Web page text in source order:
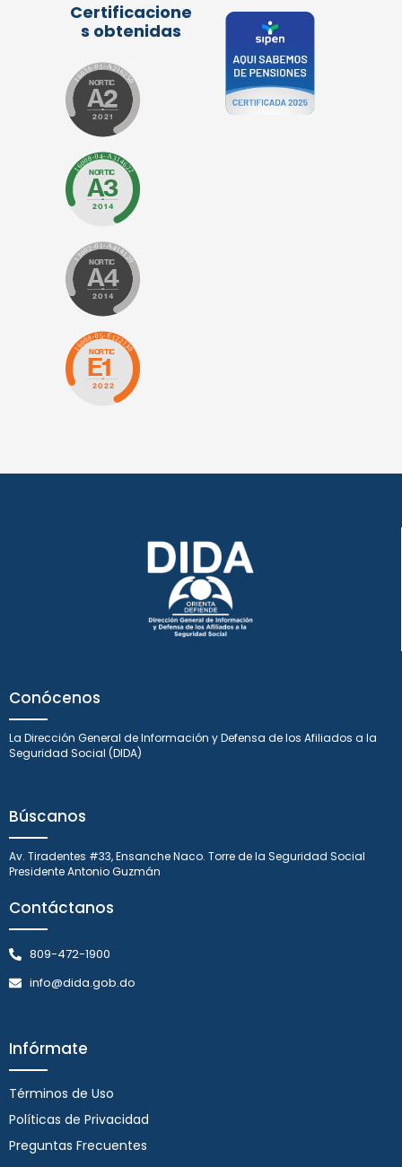
Certificacione
s obtenidas
Conócenos
La Dirección General de Información y Defensa de los Afiliados a la
Seguridad Social (DIDA)
Búscanos
Av. Tiradentes #33, Ensanche Naco. Torre de la Seguridad Social
Presidente Antonio Guzmán
Contáctanos
809-472-1900
info@dida.gob.do
Infórmate
Términos de Uso
Políticas de Privacidad
Preguntas Frecuentes